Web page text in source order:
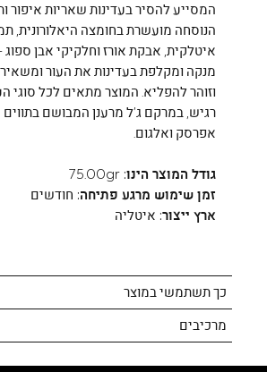
כך תשתמשי במוצר
מרכיבים
המסייע להסיר בעדינות שאריות איפור
הנוסחה מועשרת בחומצה היאלורונית,
איטלקית, אבקת אורז וחלקיקי אבן
מנקה ומקלפת בעדינות את העור
וזוהר להפליא. המוצר מתאים לכל סוגי
רגיש, במרקם ג’ל מרענן המבושם בתווים
אפרסק ואלגום.
גודל המוצר הינו:75.00gr
זמן שימוש מרגע פתיחה: חודשים
ארץ ייצור: איטליה